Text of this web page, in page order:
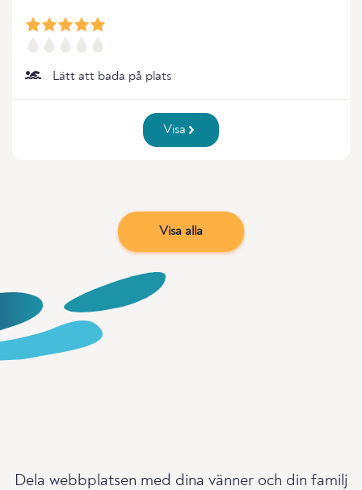
Lätt att bada på plats
Visa
Visa alla
Dela webbplatsen med dina vänner och din familj